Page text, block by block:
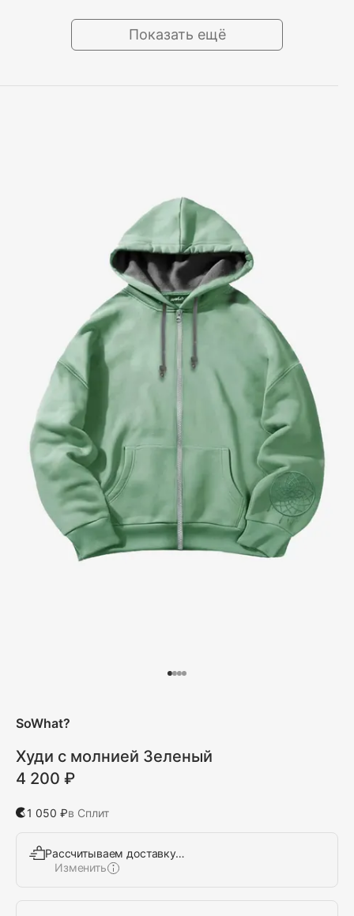
Показать ещё
SoWhat?
Худи с молнией Зеленый
4 200 ₽
1 050 ₽в Сплит
Рассчитываем доставку…
Изменить